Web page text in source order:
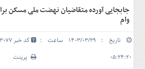
سرویس
ها
خانه
سرمایه
و
بورس
جابجایی آورده متقاضیان نهضت ملی مسکن
وام
تاریخ : ۱۴۰۳/۰۳/۲۹ ساعت :
۰۵:۲۴:۲۰
کد خبر 3077
پرینت